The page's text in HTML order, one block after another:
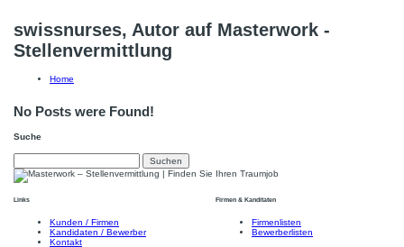
swissnurses, Autor auf Masterwork -
Stellenvermittlung
Home
No Posts were Found!
Suche
Suchen
nach:
Links
Kunden / Firmen
Kandidaten / Bewerber
Kontakt
Firmen & Kanditaten
Firmenlisten
Bewerberlisten